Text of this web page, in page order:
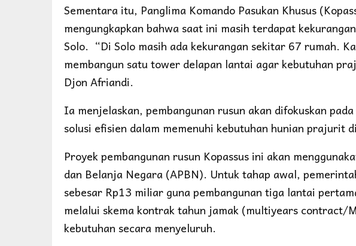
Sementara itu, Panglima Komando Pasukan Khusus
mengungkapkan bahwa saat ini masih terdapat
Solo. “Di Solo masih ada kekurangan sekitar 67 rumah.
membangun satu tower delapan lantai agar kebutuhan
Djon Afriandi.
Ia menjelaskan, pembangunan rusun akan difokuskan
solusi efisien dalam memenuhi kebutuhan hunian prajurit
Proyek pembangunan rusun Kopassus ini akan
dan Belanja Negara (APBN). Untuk tahap awal,
sebesar Rp13 miliar guna pembangunan tiga lantai
melalui skema kontrak tahun jamak (multiyears contract/
kebutuhan secara menyeluruh.